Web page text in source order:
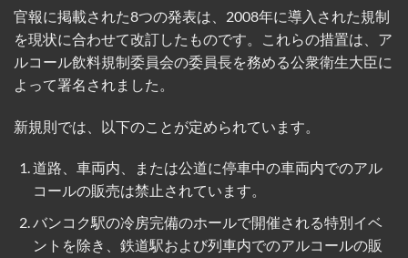
官報に掲載された8つの発表は、2008年に導入された規制
を現状に合わせて改訂したものです。これらの措置は、ア
ルコール飲料規制委員会の委員長を務める公衆衛生大臣に
よって署名されました。
新規則では、以下のことが定められています。
道路、車両内、または公道に停車中の車両内でのアル
コールの販売は禁止されています。
バンコク駅の冷房完備のホールで開催される特別イベ
ントを除き、鉄道駅および列車内でのアルコールの販